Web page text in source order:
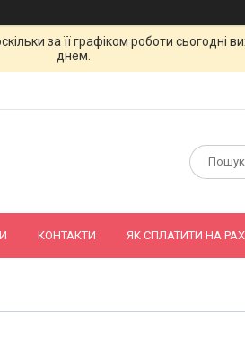
за її графіком роботи
днем.
КОНТАКТИ ЯК СПЛАТИТИ НА